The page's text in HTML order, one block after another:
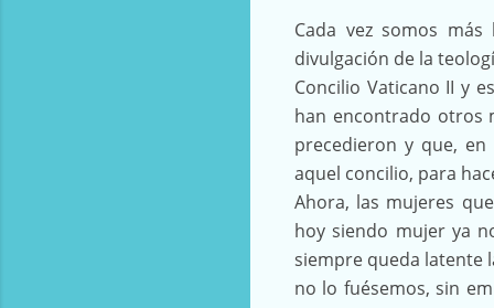
Cada vez somos
divulgación de la
Concilio Vaticano II y
han encontrado otros
precedieron y que,
aquel concilio, para
Ahora, las mujeres
hoy siendo mujer ya
siempre queda latente
no lo fuésemos, sin